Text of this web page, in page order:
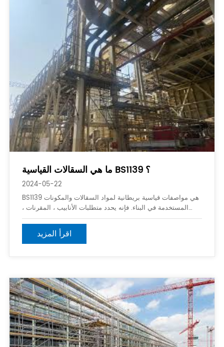
ما هي السقالات القياسية BS1139 ؟
2024-05-22
BS1139 هي مواصفات قياسية بريطانية لمواد السقالات والمكونات
المستخدمة في البناء. فإنه يحدد متطلبات الأنابيب ، المقرنات ،
الألواح ، والتجهيزات المستخدمة في أنظمة السقالات لضمان
اقرأ المزيد